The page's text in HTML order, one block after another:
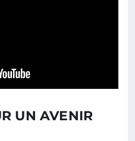
UN AVENIR